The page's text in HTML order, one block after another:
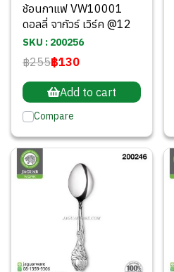
ช้อนกาแฟ VW10001
ดอลลี่ จากัวร์ เวิร์ค @12
SKU : 200256
฿255฿130
Add to cart
Compare